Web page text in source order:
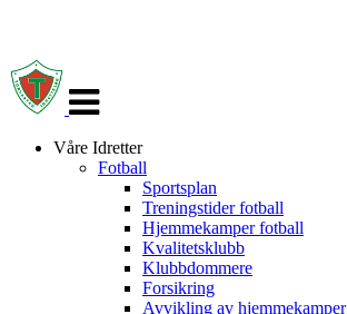
navigasjon
Våre Idretter
Fotball
Sportsplan
Treningstider fotball
Hjemmekamper fotball
Kvalitetsklubb
Klubbdommere
Forsikring
Avvikling av hjemmekamper